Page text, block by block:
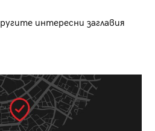
интересни заглавия